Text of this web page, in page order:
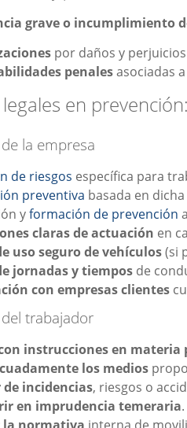
grave o incumplimiento
por daños y perjuicios
penalesasociadas
en
la empresa
de riesgos específica para
preventiva basada en
yformación de prevención
claras de actuación en
uso seguro de vehículos(si
jornadas y tiempos de
con empresas clientes
trabajador
instrucciones en materia
los medios
incidencias, riesgos o
en imprudencia temeraria.